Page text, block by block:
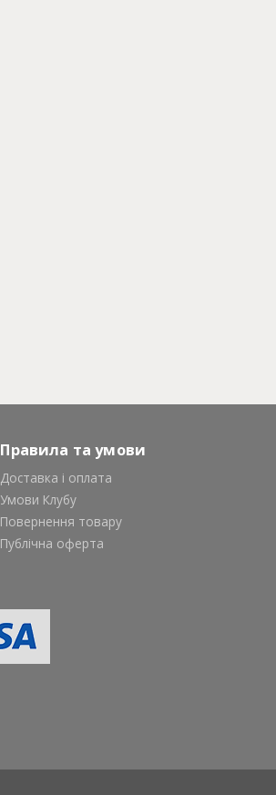
Правила та умови
Доставка і оплата
Умови Клубу
Повернення товару
Публічна оферта